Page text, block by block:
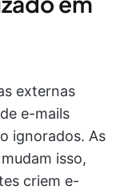
externas
e-mails
ignorados. As
isso,
criem e-